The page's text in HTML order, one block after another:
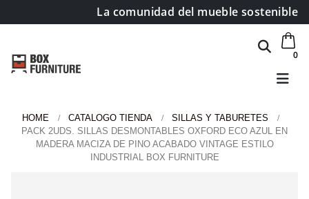
La comunidad del mueble sostenible
0
HOME CATALOGO TIENDA
SILLAS Y TABURETES
PACK 2UDS. SILLAS DESMONTABLES OXFORD ECO AZUL EN
MADERA MACIZA DE PINO ACABADO VINTAGE ESTILO
INDUSTRIAL BOX FURNITURE